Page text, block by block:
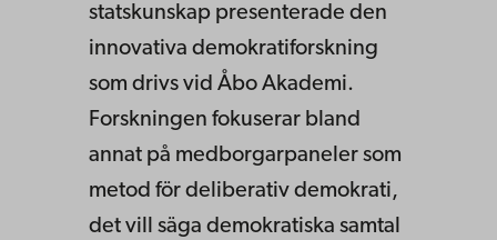
statskunskap presenterade den
innovativa demokratiforskning
som drivs vid Åbo Akademi.
Forskningen fokuserar bland
annat på medborgarpaneler som
metod för deliberativ demokrati,
det vill säga demokratiska samtal